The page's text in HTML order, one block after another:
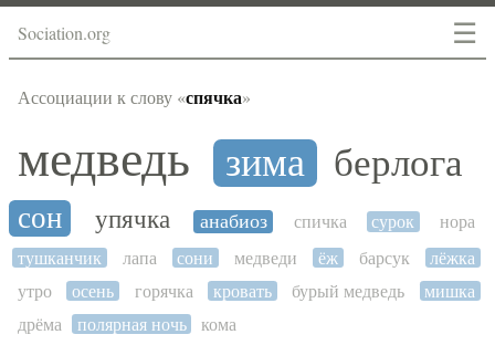
☰
Sociation.org
Ассоциации к слову «спячка»
медведь зима берлога
сон упячка анабиоз спичка сурок
нора
тушканчик
лапа сони медведи ёж барсук
лёжка
утро
осень горячка кровать бурый медведь
мишка
дрёма
полярная ночь кома